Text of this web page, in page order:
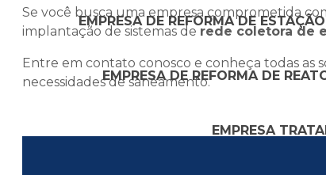
EMPRESA DE REFORMA DE
EMPRESA DE REFORMA DE
EMPRESA
Se você busca uma empresa comprometida
implantação de sistemas de rede coletora de
Entre em contato conosco e conheça todas as
necessidades de saneamento.